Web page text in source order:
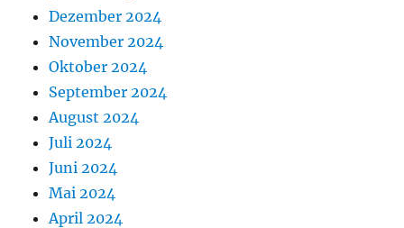
Dezember 2024
November 2024
Oktober 2024
September 2024
August 2024
Juli 2024
Juni 2024
Mai 2024
April 2024